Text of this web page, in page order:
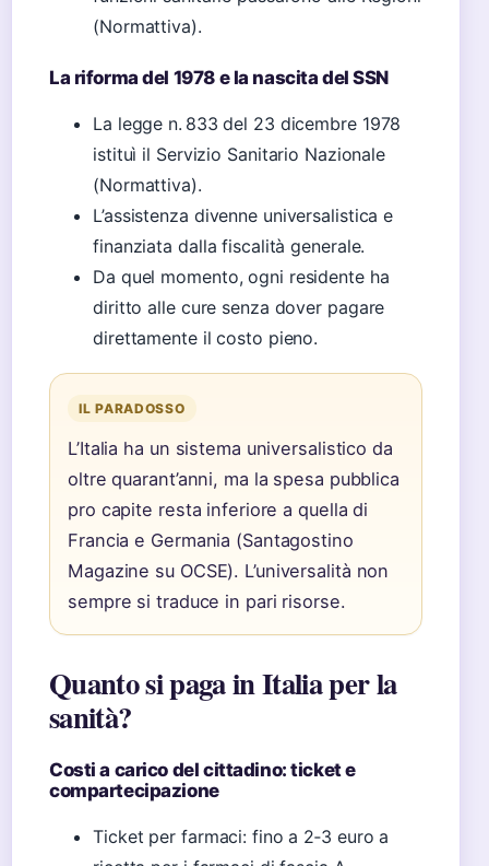
(Normattiva).
La riforma del 1978 e la nascita del SSN
La legge n. 833 del 23 dicembre 1978
istituì il Servizio Sanitario Nazionale
(Normattiva).
L’assistenza divenne universalistica e
finanziata dalla fiscalità generale.
Da quel momento, ogni residente ha
diritto alle cure senza dover pagare
direttamente il costo pieno.
IL PARADOSSO
L’Italia ha un sistema universalistico da
oltre quarant’anni, ma la spesa pubblica
pro capite resta inferiore a quella di
Francia e Germania (Santagostino
Magazine su OCSE). L’universalità non
sempre si traduce in pari risorse.
Quanto si paga in Italia per la
sanità?
Costi a carico del cittadino: ticket e
compartecipazione
Ticket per farmaci: fino a 2‑3 euro a